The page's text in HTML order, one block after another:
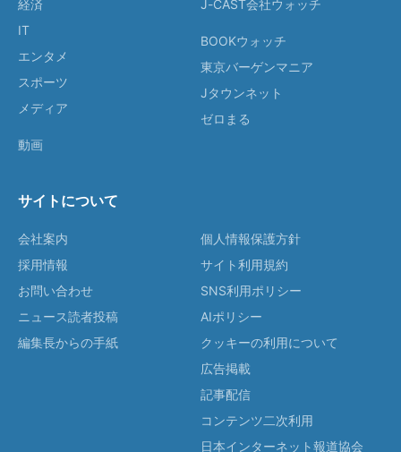
経済
IT
エンタメ
スポーツ
メディア
動画
J-CAST会社ウォッチ
BOOKウォッチ
東京バーゲンマニア
Jタウンネット
ゼロまる
サイトについて
会社案内
採用情報
お問い合わせ
ニュース読者投稿
編集長からの手紙
個人情報保護方針
サイト利用規約
SNS利用ポリシー
AIポリシー
クッキーの利用について
広告掲載
記事配信
コンテンツ二次利用
日本インターネット報道協会